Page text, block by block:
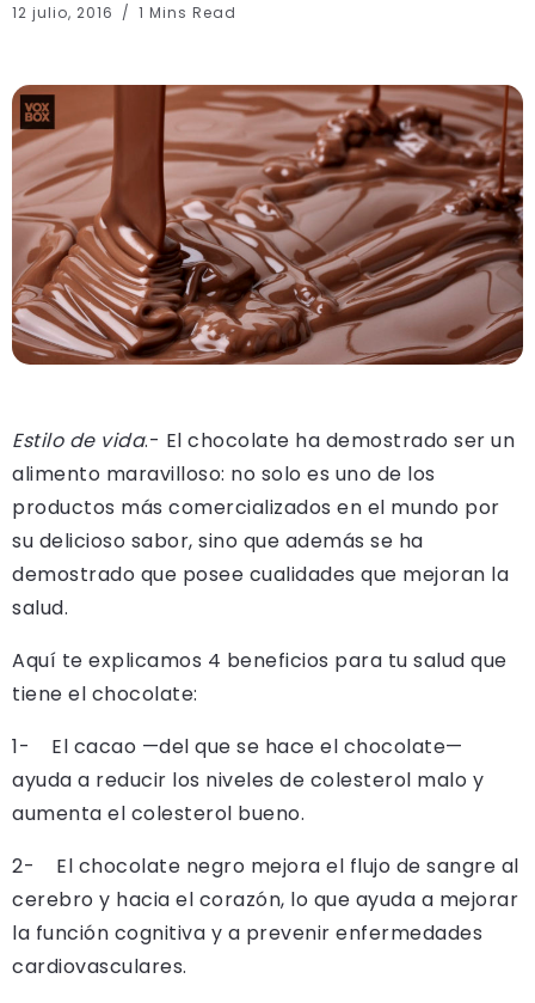
12 julio, 2016 1 Mins Read
Estilo de vida.- El chocolate ha demostrado ser un
alimento maravilloso: no solo es uno de los
productos más comercializados en el mundo por
su delicioso sabor, sino que además se ha
demostrado que posee cualidades que mejoran la
salud.
Aquí te explicamos 4 beneficios para tu salud que
tiene el chocolate:
1- El cacao —del que se hace el chocolate—
ayuda a reducir los niveles de colesterol malo y
aumenta el colesterol bueno.
2- El chocolate negro mejora el flujo de sangre al
cerebro y hacia el corazón, lo que ayuda a mejorar
la función cognitiva y a prevenir enfermedades
cardiovasculares.